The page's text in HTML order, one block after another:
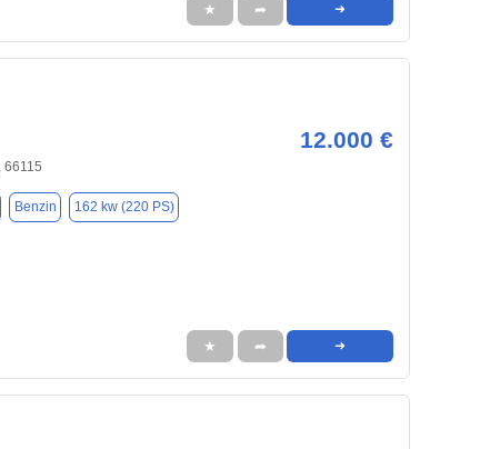
★ ➦ ➜
12.000 €
66115
Benzin 162 kw (220 PS)
★ ➦ ➜